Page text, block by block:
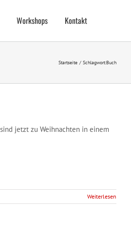
Workshops Kontakt
Startseite Schlagwort:Buch
jetzt zu Weihnachten in einem
Weiterlesen